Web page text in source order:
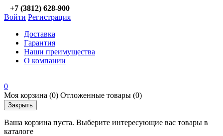
+7 (3812) 628-900
Войти Регистрация
Доставка
Гарантия
Наши преимущества
О компании
0
Моя корзина (0) Отложенные товары (0)
Закрыть
Ваша корзина пуста. Выберите интересующие вас товары в
каталоге